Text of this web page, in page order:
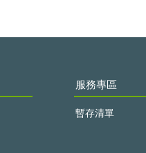
服務專區
暫存清單